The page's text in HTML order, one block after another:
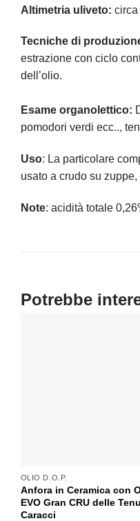
Altimetria uliveto: circa
Tecniche di
estrazione con ciclo
dell’olio.
Esame organolettico:
pomodori verdi ecc..,
Uso: La particolare
usato a crudo su
Note: acidità totale
OLIO D.O.P.
Anfora in Ceramica con
EVO Gran CRU delle
Caracci